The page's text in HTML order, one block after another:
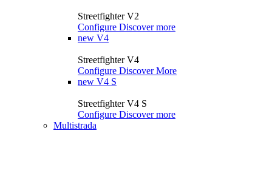
Streetfighter V2
Configure Discover more
new V4
Streetfighter V4
Configure Discover More
new V4 S
Streetfighter V4 S
Configure Discover more
Multistrada